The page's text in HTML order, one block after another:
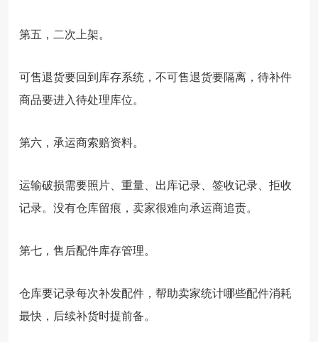
第五，二次上架。
可售退货要回到库存系统，不可售退货要隔离，待补件
商品要进入待处理库位。
第六，承运商索赔资料。
运输破损需要照片、重量、出库记录、签收记录、拒收
记录。没有仓库留痕，卖家很难向承运商追责。
第七，售后配件库存管理。
仓库要记录每次补发配件，帮助卖家统计哪些配件消耗
最快，后续补货时提前备。